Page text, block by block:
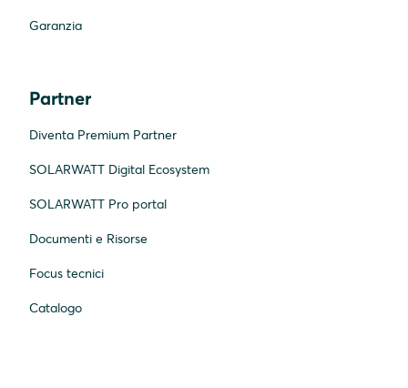
Garanzia
Partner
Diventa Premium Partner
SOLARWATT Digital Ecosystem
SOLARWATT Pro portal
Documenti e Risorse
Focus tecnici
Catalogo